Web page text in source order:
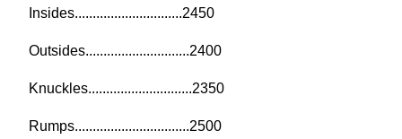
Insides..............................2450
Outsides.............................2400
Knuckles.............................2350
Rumps................................2500